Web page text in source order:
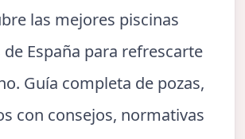
las mejores piscinas
España para refrescarte
Guía completa de pozas,
con consejos, normativas